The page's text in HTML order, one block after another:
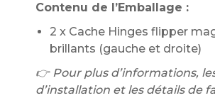
Contenu de l’Emballage :
2 x Cache Hinges flipper
brillants (gauche et droite)
👉 Pour plus d’informations,
d’installation et les détails de